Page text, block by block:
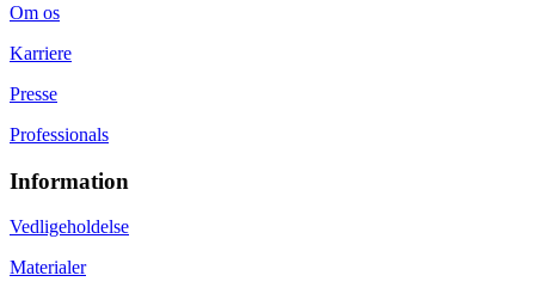
Om os
Karriere
Presse
Professionals
Information
Vedligeholdelse
Materialer